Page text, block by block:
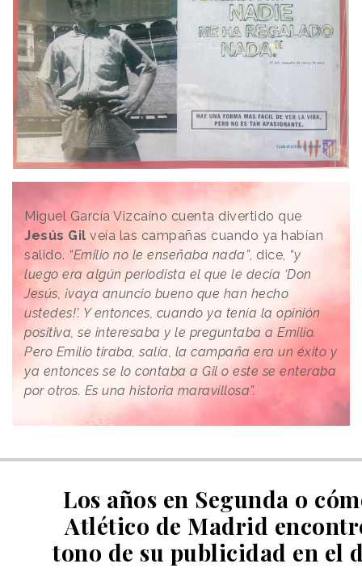
Miguel García Vizcaíno cuenta divertido que
Jesús Gil veía las campañas cuando ya habían
salido. “Emilio no le enseñaba nada”, dice, “y
luego era algún periodista el que le decía ‘Don
Jesús, ¡vaya anuncio bueno que han hecho
ustedes!’. Y entonces, cuando ya tenía la opinión
positiva, se interesaba y le preguntaba a Emilio.
Pero Emilio tiraba, salía, la campaña era un éxito y
ya entonces se lo contaba a Gil o este se enteraba
por otros. Es una historia maravillosa”.
Los años en Segunda o
Atlético de Madrid
tono de su publicidad en el